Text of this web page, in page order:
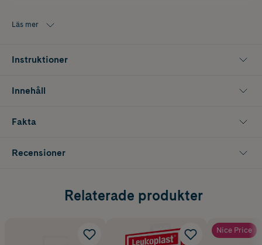
förbandsbyten eftersom det yttre förbandet kan bytas utan att störa
och fixering, såsom Leukoplast Fixomull Stretch eller Leukoplast
Innehåller 5 st.
Läs mer
Instruktioner
Innehåll
Fakta
Recensioner
Relaterade produkter
Nice Price